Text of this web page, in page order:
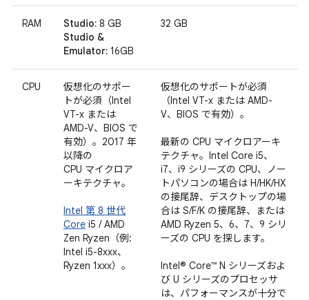
RAM Studio: 8 GB
Studio &
Emulator: 16GB
32 GB
CPU
仮想化のサポー
トが必須（Intel
VT-x または
AMD-V、BIOS で
有効）。2017 年
以降の
CPU マイクロア
ーキテクチャ。
Intel 第 8 世代
Core i5 / AMD
Zen Ryzen（例:
Intel i5-8xxx、
Ryzen 1xxx）。
仮想化のサポートが必須
（Intel VT-x または AMD-
V、BIOS で有効）。
最新の CPU マイクロアーキ
テクチャ。Intel Core i5、
i7、i9 シリーズの CPU、ノー
トパソコンの場合は H/HK/HX
の接尾辞、デスクトップの場
合は S/F/K の接尾辞、または
AMD Ryzen 5、6、7、9 シリ
ーズの CPU を探します。
Intel® Core™ N シリーズおよ
び U シリーズのプロセッサ
は、パフォーマンスが十分で